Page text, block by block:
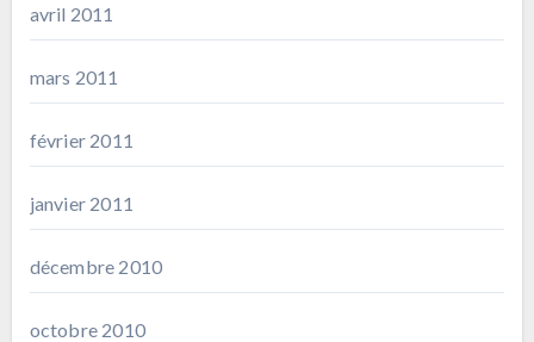
avril 2011
mars 2011
février 2011
janvier 2011
décembre 2010
octobre 2010